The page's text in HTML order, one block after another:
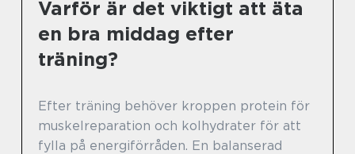
Varför är det viktigt att äta
en bra middag efter
träning?
Efter träning behöver kroppen protein för
muskelreparation och kolhydrater för att
fylla på energiförråden. En balanserad